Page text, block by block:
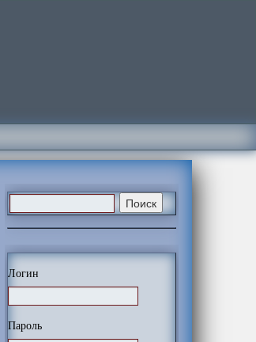
Логин
Пароль